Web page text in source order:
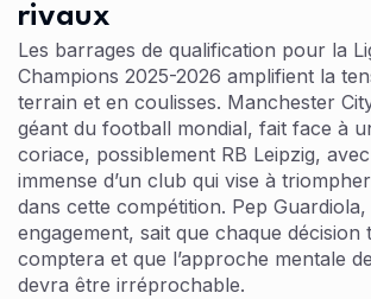
rivaux
Les barrages de qualification pour la
Champions 2025-2026 amplifient la
terrain et en coulisses. Manchester
géant du football mondial, fait face à
coriace, possiblement RB Leipzig,
immense d’un club qui vise à
dans cette compétition. Pep
engagement, sait que chaque décision
comptera et que l’approche mentale
devra être irréprochable.